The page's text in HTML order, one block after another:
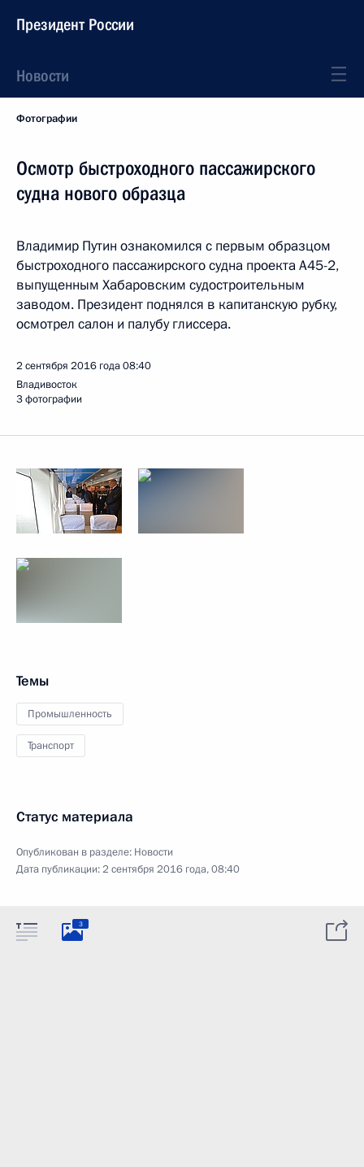
Президент России
Новости
Фотографии
Осмотр быстроходного пассажирского
судна нового образца
Владимир Путин ознакомился с первым образцом
быстроходного пассажирского судна проекта А45-2,
выпущенным Хабаровским судостроительным
заводом. Президент поднялся в капитанскую рубку,
осмотрел салон и палубу глиссера.
2 сентября 2016 года08:40
Владивосток
3 фотографии
Темы
Промышленность
Транспорт
Статус материала
Опубликован в разделе: Новости
Дата публикации:2 сентября 2016 года, 08:40
3